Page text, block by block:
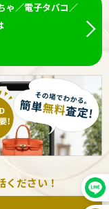
ゃ／電子タバコ／
ださい！